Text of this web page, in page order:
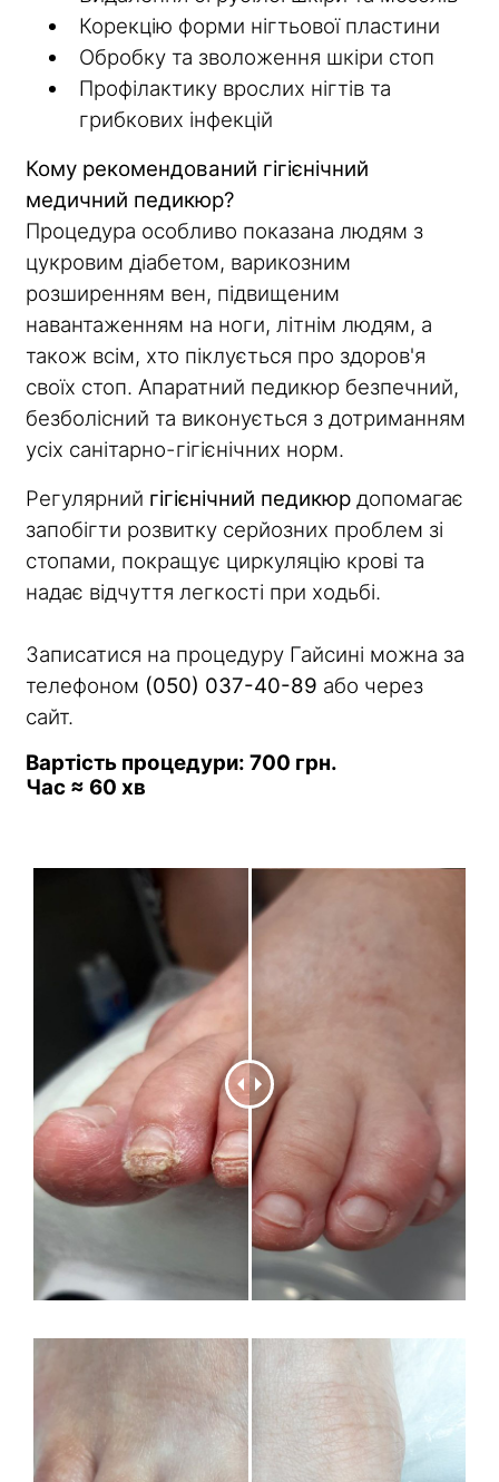
Корекцію форми нігтьової пластини
Обробку та зволоження шкіри стоп
Профілактику врослих нігтів та
грибкових інфекцій
Кому рекомендований гігієнічний
медичний педикюр?
Процедура особливо показана людям з
цукровим діабетом, варикозним
розширенням вен, підвищеним
навантаженням на ноги, літнім людям, а
також всім, хто піклується про здоров'я
своїх стоп. Апаратний педикюр безпечний,
безболісний та виконується з дотриманням
усіх санітарно-гігієнічних норм.
Регулярний гігієнічний педикюр допомагає
запобігти розвитку серйозних проблем зі
стопами, покращує циркуляцію крові та
надає відчуття легкості при ходьбі.
Записатися на процедуру Гайсині можна за
телефоном (050) 037-40-89 або через
сайт.
Вартість процедури: 700 грн.
Час ≈ 60 хв